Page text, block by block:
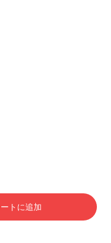
トに追加